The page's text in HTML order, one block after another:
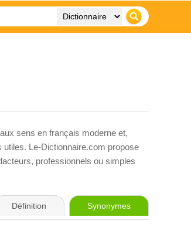
sens en français moderne et,
utiles. Le-Dictionnaire.com propose
professionnels ou simples
Définition Synonymes